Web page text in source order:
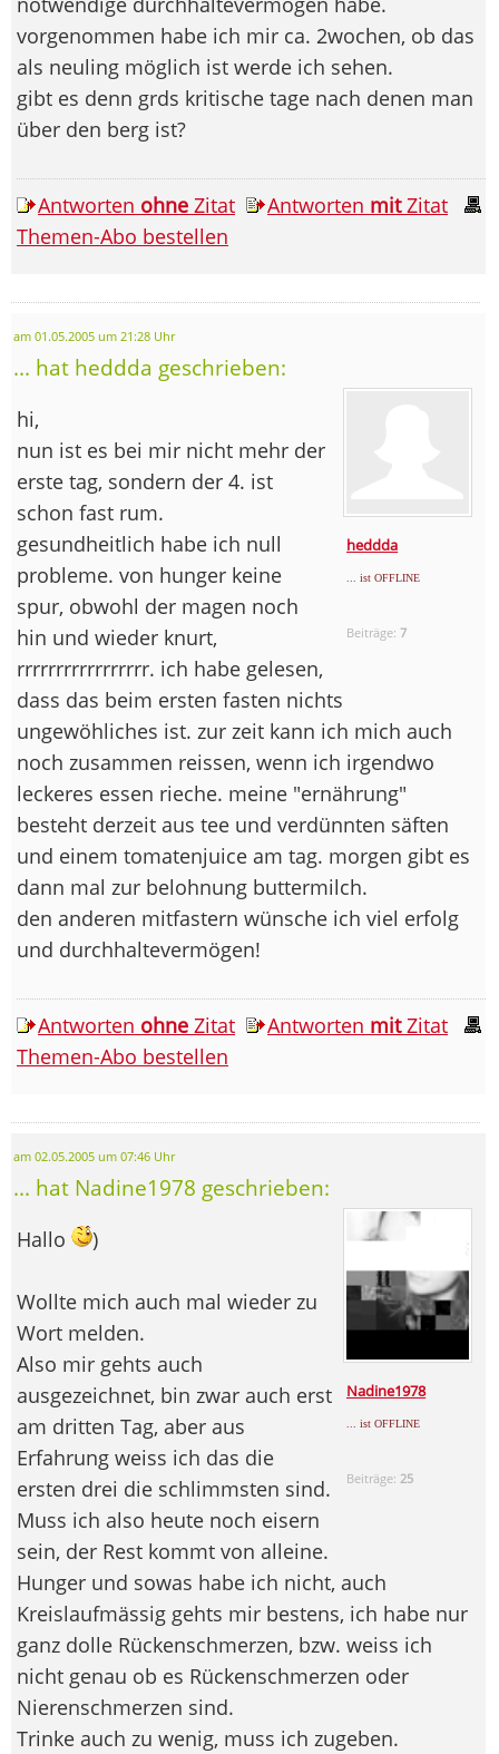
vorgenommen habe ich mir ca. 2wochen, ob das
als neuling möglich ist werde ich sehen.
gibt es denn grds kritische tage nach denen man
über den berg ist?
Antworten ohne Zitat Antworten mitZitat
Themen-Abo bestellen
am 01.05.2005 um 21:28 Uhr
... hat heddda geschrieben:
heddda
... ist OFFLINE
Beiträge:7
hi,
nun ist es bei mir nicht mehr der
erste tag, sondern der 4. ist
schon fast rum.
gesundheitlich habe ich null
probleme. von hunger keine
spur, obwohl der magen noch
hin und wieder knurt,
rrrrrrrrrrrrrrrrr. ich habe gelesen,
dass das beim ersten fasten nichts
ungewöhliches ist. zur zeit kann ich mich auch
noch zusammen reissen, wenn ich irgendwo
leckeres essen rieche. meine "ernährung"
besteht derzeit aus tee und verdünnten säften
und einem tomatenjuice am tag. morgen gibt es
dann mal zur belohnung buttermilch.
den anderen mitfastern wünsche ich viel erfolg
und durchhaltevermögen!
Antworten ohne Zitat Antworten mitZitat
Themen-Abo bestellen
am 02.05.2005 um 07:46 Uhr
... hat Nadine1978 geschrieben:
Nadine1978
... ist OFFLINE
Beiträge:25
Hallo )
Wollte mich auch mal wieder zu
Wort melden.
Also mir gehts auch
ausgezeichnet, bin zwar auch erst
am dritten Tag, aber aus
Erfahrung weiss ich das die
ersten drei die schlimmsten sind.
Muss ich also heute noch eisern
sein, der Rest kommt von alleine.
Hunger und sowas habe ich nicht, auch
Kreislaufmässig gehts mir bestens, ich habe nur
ganz dolle Rückenschmerzen, bzw. weiss ich
nicht genau ob es Rückenschmerzen oder
Nierenschmerzen sind.
Trinke auch zu wenig, muss ich zugeben.